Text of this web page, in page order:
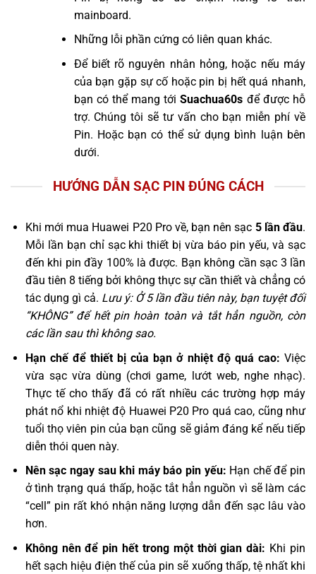
mainboard.
Những lỗi phần cứng có liên quan khác.
Để biết rõ nguyên nhân hỏng, hoặc nếu máy
của bạn gặp sự cố hoặc pin bị hết quá nhanh,
bạn có thể mang tớiSuachua60s để được hỗ
trợ. Chúng tôi sẽ tư vấn cho bạn miễn phí về
Pin. Hoặc bạn có thể sử dụng bình luận bên
dưới.
HƯỚNG DẪN SẠC PIN ĐÚNG CÁCH
Khi mới mua Huawei P20 Pro về, bạn nên sạc 5 lần đầu.
Mỗi lần bạn chỉ sạc khi thiết bị vừa báo pin yếu, và sạc
đến khi pin đầy 100% là được. Bạn không cần sạc 3 lần
đầu tiên 8 tiếng bởi không thực sự cần thiết và chẳng có
tác dụng gì cả. Lưu ý: Ở 5 lần đầu tiên này, bạn tuyệt đối
“KHÔNG” để hết pin hoàn toàn và tắt hẳn nguồn, còn
các lần sau thì không sao.
Hạn chế để thiết bị của bạn ở nhiệt độ quá cao: Việc
vừa sạc vừa dùng (chơi game, lướt web, nghe nhạc).
Thực tế cho thấy đã có rất nhiều các trường hợp máy
phát nổ khi nhiệt độ Huawei P20 Pro quá cao, cũng như
tuổi thọ viên pin của bạn cũng sẽ giảm đáng kể nếu tiếp
diễn thói quen này.
Nên sạc ngay sau khi máy báo pin yếu: Hạn chế để pin
ở tình trạng quá thấp, hoặc tắt hẳn nguồn vì sẽ làm các
“cell” pin rất khó nhận năng lượng dẫn đến sạc lâu vào
hơn.
Không nên để pin hết trong một thời gian dài: Khi pin
hết sạch hiệu điện thế của pin sẽ xuống thấp, tệ nhất khi